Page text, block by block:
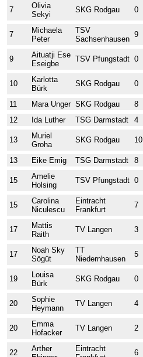
7
Olivia
Sekyi
SKG Rodgau 0
7
Michaela
Peter
TSV
Sachsenhausen
9
9
Aituatji Ese
Eseigbe
TSV Pfungstadt 0
10
Karlotta
Bürk
SKG Rodgau 0
11 Mara Unger SKG Rodgau 8
12
Ida Luther TSG Darmstadt 4
13
Muriel
Groha
SKG Rodgau 10
13 Eike Emig TSG Darmstadt 8
15
Amelie
Holsing
TSV Pfungstadt 0
15
Carolina
Niculescu
Eintracht
Frankfurt
7
17
Mattis
Raith
TV Langen 3
17
Noah Sky
Sögüt
TT
Niedernhausen
5
19
Louisa
Bürk
SKG Rodgau 0
20
Sophie
Heymann
TV Langen 4
20
Emma
Hofacker
TV Langen 2
22
Arther
Eintracht
6